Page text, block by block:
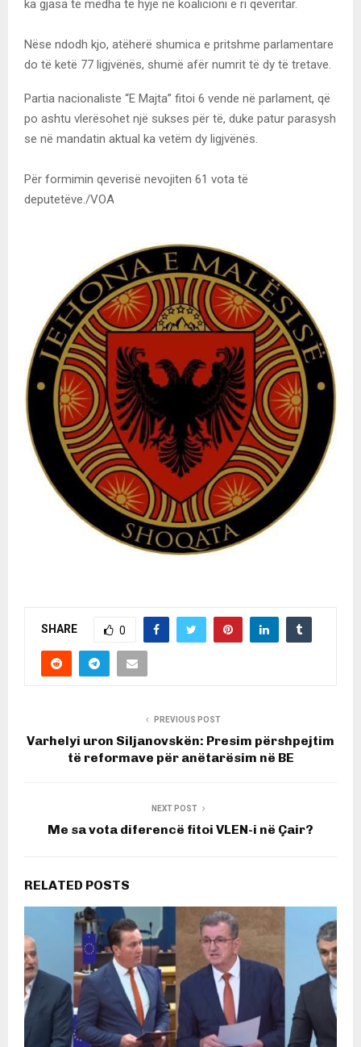
ka gjasa të mëdha të hyjë në koalicioni e ri qeveritar.
Nëse ndodh kjo, atëherë shumica e pritshme parlamentare
do të ketë 77 ligjvënës, shumë afër numrit të dy të tretave.
Partia nacionaliste “E Majta” fitoi 6 vende në parlament, që
po ashtu vlerësohet një sukses për të, duke patur parasysh
se në mandatin aktual ka vetëm dy ligjvënës.
Për formimin qeverisë nevojiten 61 vota të
deputetëve./VOA
SHARE 0
PREVIOUS POST
Varhelyi uron Siljanovskën: Presim përshpejtim
të reformave për anëtarësim në BE
NEXT POST
Me sa vota diferencë fitoi VLEN-i në Çair?
RELATED POSTS